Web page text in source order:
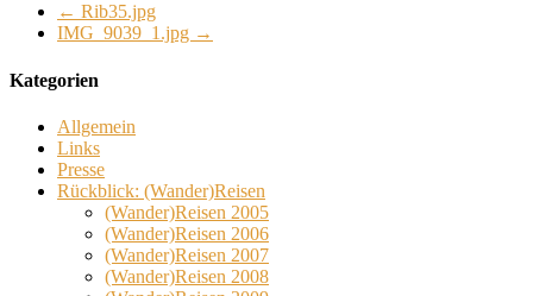
← Rib35.jpg
IMG_9039_1.jpg →
Kategorien
Allgemein
Links
Presse
Rückblick: (Wander)Reisen
(Wander)Reisen 2005
(Wander)Reisen 2006
(Wander)Reisen 2007
(Wander)Reisen 2008